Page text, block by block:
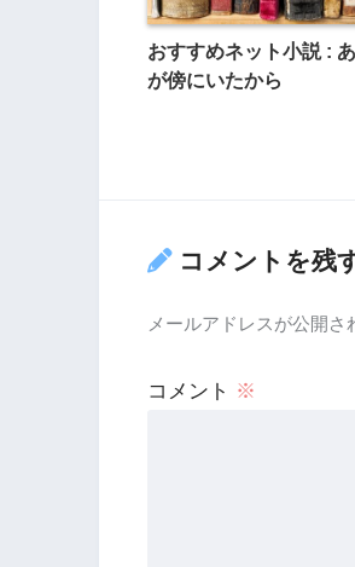
おすすめネット小説 :
が傍にいたから
コメントを残
メールアドレスが公開さ
コメント ※